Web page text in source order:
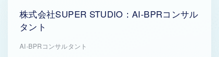
株式会社SUPER STUDIO：AI-BPRコンサル
タント
AI-BPRコンサルタント